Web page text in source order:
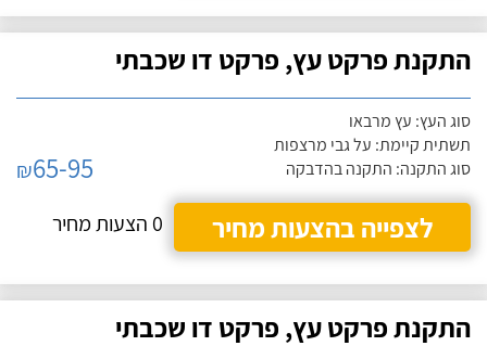
התקנת פרקט עץ, פרקט דו שכבתי
סוג העץ: עץ מרבאו
תשתית קיימת: על גבי מרצפות
סוג התקנה: התקנה בהדבקה
₪65-95
לצפייה בהצעות מחיר
0 הצעות מחיר
התקנת פרקט עץ, פרקט דו שכבתי